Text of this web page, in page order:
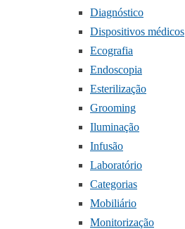
Diagnóstico
Dispositivos médicos
Ecografia
Endoscopia
Esterilização
Grooming
Iluminação
Infusão
Laboratório
Categorias
Mobiliário
Monitorização